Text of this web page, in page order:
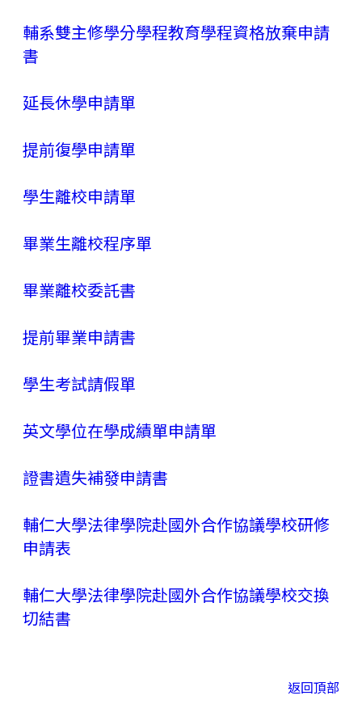
輔系雙主修學分學程教育學程資格放棄申請
書
延長休學申請單
提前復學申請單
學生離校申請單
畢業生離校程序單
畢業離校委託書
提前畢業申請書
學生考試請假單
英文學位在學成績單申請單
證書遺失補發申請書
輔仁大學法律學院赴國外合作協議學校研修
申請表
輔仁大學法律學院赴國外合作協議學校交換
切結書
返回頂部